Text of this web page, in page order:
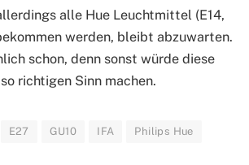
alle Hue Leuchtmittel (E14,
werden, bleibt abzuwarten.
schon, denn sonst würde diese
richtigen Sinn machen.
E27 GU10 IFA Philips Hue